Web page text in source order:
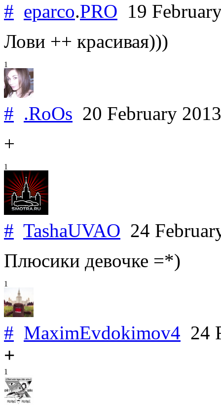
# eparco.PRO 19
Лови ++ красивая)))
1
# .RoOs 20 February
+
1
# TashaUVAO 24
Плюсики девочке =*)
1
# MaximEvdokimov4 24
+
1